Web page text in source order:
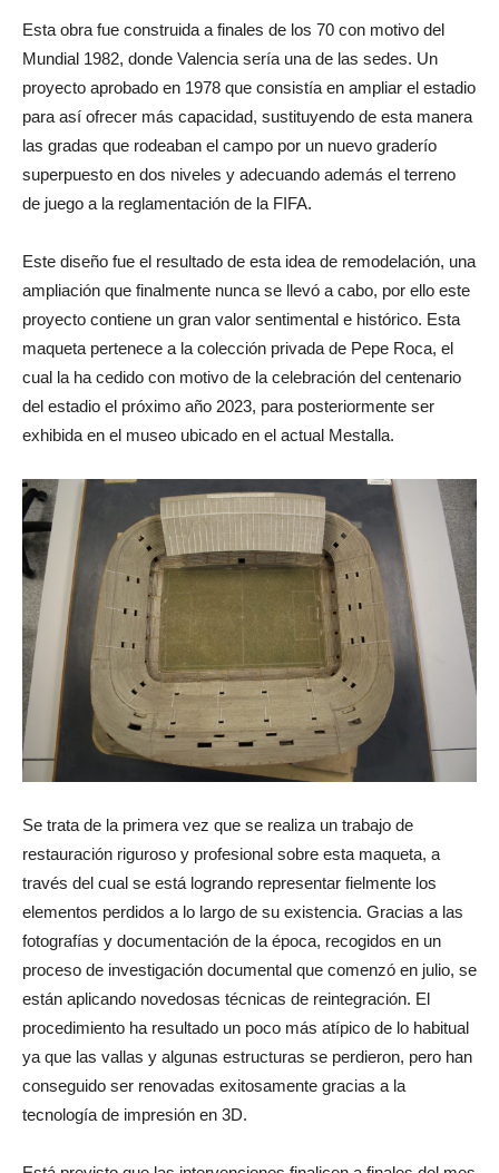
Esta obra fue construida a finales de los 70 con motivo del
Mundial 1982, donde Valencia sería una de las sedes. Un
proyecto aprobado en 1978 que consistía en ampliar el estadio
para así ofrecer más capacidad, sustituyendo de esta manera
las gradas que rodeaban el campo por un nuevo graderío
superpuesto en dos niveles y adecuando además el terreno
de juego a la reglamentación de la FIFA.
Este diseño fue el resultado de esta idea de remodelación, una
ampliación que finalmente nunca se llevó a cabo, por ello este
proyecto contiene un gran valor sentimental e histórico. Esta
maqueta pertenece a la colección privada de Pepe Roca, el
cual la ha cedido con motivo de la celebración del centenario
del estadio el próximo año 2023, para posteriormente ser
exhibida en el museo ubicado en el actual Mestalla.
Se trata de la primera vez que se realiza un trabajo de
restauración riguroso y profesional sobre esta maqueta, a
través del cual se está logrando representar fielmente los
elementos perdidos a lo largo de su existencia. Gracias a las
fotografías y documentación de la época, recogidos en un
proceso de investigación documental que comenzó en julio, se
están aplicando novedosas técnicas de reintegración. El
procedimiento ha resultado un poco más atípico de lo habitual
ya que las vallas y algunas estructuras se perdieron, pero han
conseguido ser renovadas exitosamente gracias a la
tecnología de impresión en 3D.